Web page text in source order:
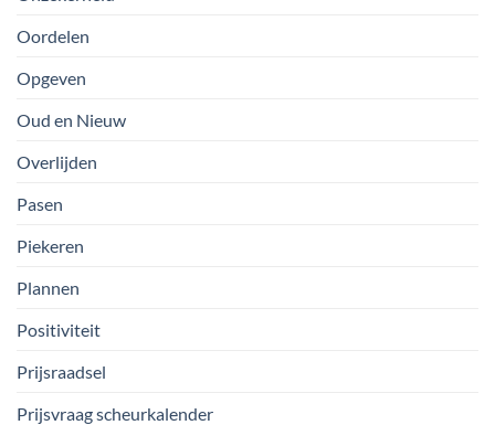
Oordelen
Opgeven
Oud en Nieuw
Overlijden
Pasen
Piekeren
Plannen
Positiviteit
Prijsraadsel
Prijsvraag scheurkalender